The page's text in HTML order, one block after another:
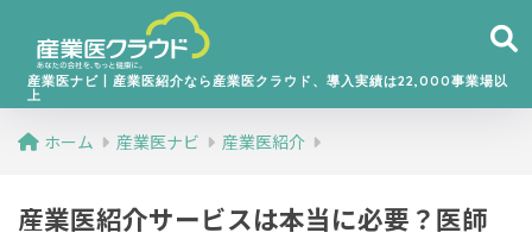
産業医ナビ丨産業医紹介なら産業医クラウド、導入実績は22,000事業場以
上
ホーム 産業医ナビ 産業医紹介
産業医紹介サービスは本当に必要？医師